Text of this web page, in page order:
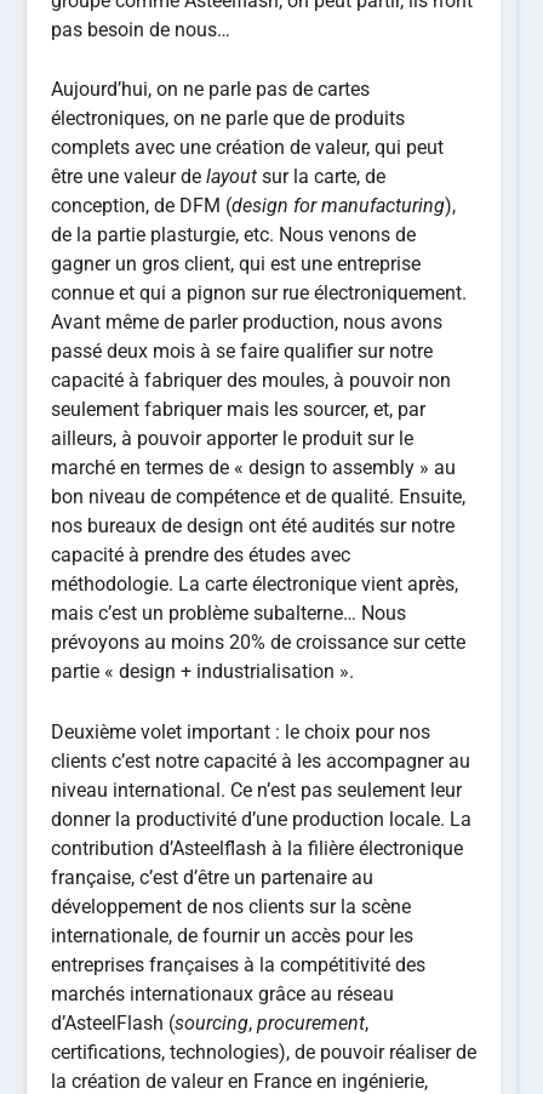
pas besoin de nous…
Aujourd’hui, on ne parle pas de cartes
électroniques, on ne parle que de produits
complets avec une création de valeur, qui peut
être une valeur delayout sur la carte, de
conception, de DFM (design for manufacturing),
de la partie plasturgie, etc. Nous venons de
gagner un gros client, qui est une entreprise
connue et qui a pignon sur rue électroniquement.
Avant même de parler production, nous avons
passé deux mois à se faire qualifier sur notre
capacité à fabriquer des moules, à pouvoir non
seulement fabriquer mais les sourcer, et, par
ailleurs, à pouvoir apporter le produit sur le
marché en termes de « design to assembly » au
bon niveau de compétence et de qualité. Ensuite,
nos bureaux de design ont été audités sur notre
capacité à prendre des études avec
méthodologie. La carte électronique vient après,
mais c’est un problème subalterne… Nous
prévoyons au moins 20% de croissance sur cette
partie « design + industrialisation ».
Deuxième volet important : le choix pour nos
clients c’est notre capacité à les accompagner au
niveau international. Ce n’est pas seulement leur
donner la productivité d’une production locale. La
contribution d’Asteelflash à la filière électronique
française, c’est d’être un partenaire au
développement de nos clients sur la scène
internationale, de fournir un accès pour les
entreprises françaises à la compétitivité des
marchés internationaux grâce au réseau
d’AsteelFlash (sourcing,procurement,
certifications, technologies), de pouvoir réaliser de
la création de valeur en France en ingénierie,